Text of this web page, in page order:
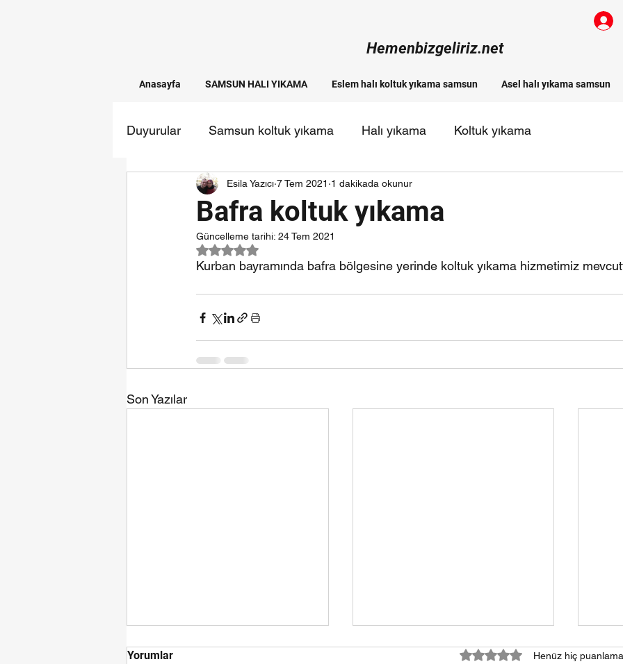
Hemenbizgeliriz.net
Anasayfa SAMSUN HALI YIKAMA Eslem halı koltuk yıkama samsun Asel halı yıkama samsun
Duyurular Samsun koltuk yıkama Halı yıkama Koltuk yıkama
Temizlik firmaları samsun halı yıkama firmaları
Bafra koltuk yıkama
Esila Yazıcı 7 Tem 2021 1 dakikada okunur
Güncelleme tarihi: 24 Tem 2021
5 üzerinden NaN yıldız
Kurban bayramında bafra bölgesine yerinde koltuk yıkama hizmetimiz
Son Yazılar
Yorumlar 5 üzerinden 0 yıldız
Henüz hiç